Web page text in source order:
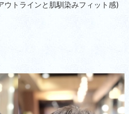
ウトラインと肌馴染みフィット感)